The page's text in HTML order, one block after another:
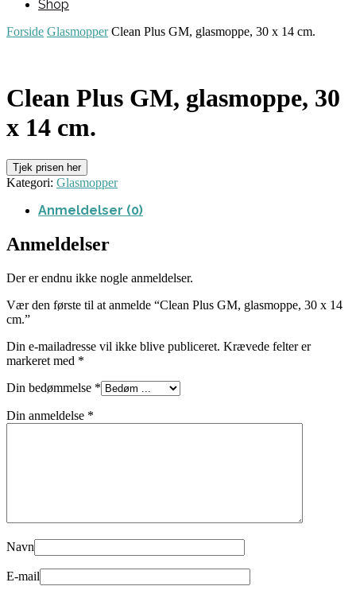
Shop
Forside Glasmopper Clean Plus GM, glasmoppe, 30 x 14 cm.
Clean Plus GM, glasmoppe, 30
x 14 cm.
Tjek prisen her
Kategori: Glasmopper
Anmeldelser (0)
Anmeldelser
Der er endnu ikke nogle anmeldelser.
Vær den første til at anmelde “Clean Plus GM, glasmoppe, 30 x 14
cm.”
Din e-mailadresse vil ikke blive publiceret. Krævede felter er
markeret med *
Din bedømmelse *
Din anmeldelse *
Navn
E-mail